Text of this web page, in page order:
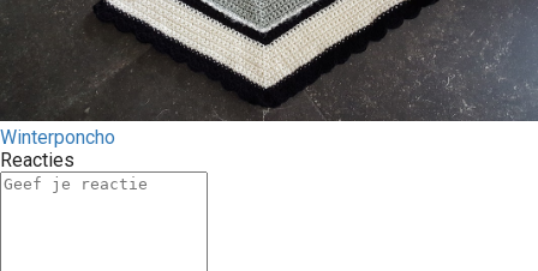
Winterponcho
Reacties